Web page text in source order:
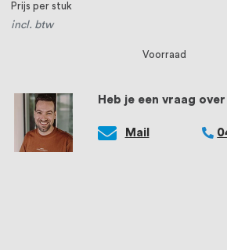
Heb je een vraag
Mail
Prijs per stuk
incl. btw
Voorraad